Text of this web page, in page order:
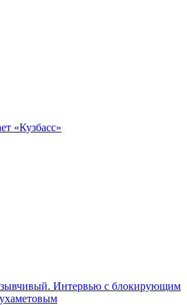
«Кузбасс»
Интервью с блокирующим